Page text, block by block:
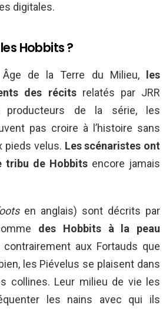
digitales.
Hobbits ?
de la Terre du Milieu,
les
des récitsrelatés par JRR
producteurs de la série, les
pas croire à l’histoire sans
pieds velus. Les scénaristes ont
tribu de Hobbits encore jamais
en anglais) sont décrits par
des Hobbits à la peau
contrairement aux Fortauds que
les Piévelus se plaisent dans
collines. Leur milieu de vie les
les nains avec qui ils